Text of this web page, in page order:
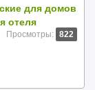
для домов
отеля
Просмотры: 822